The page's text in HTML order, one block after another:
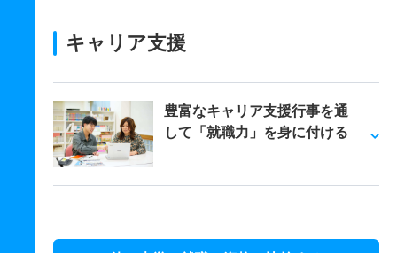
キャリア支援
豊富なキャリア支援行事を通
して「就職力」を身に付ける